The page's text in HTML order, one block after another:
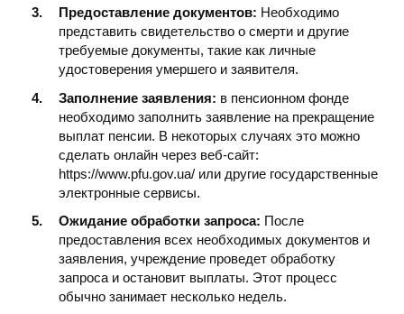
Предоставление документов: Необходимо
представить свидетельство о смерти и другие
требуемые документы, такие как личные
удостоверения умершего и заявителя.
Заполнение заявления: в пенсионном фонде
необходимо заполнить заявление на прекращение
выплат пенсии. В некоторых случаях это можно
сделать онлайн через веб-сайт:
https://www.pfu.gov.ua/ или другие государственные
электронные сервисы.
Ожидание обработки запроса: После
предоставления всех необходимых документов и
заявления, учреждение проведет обработку
запроса и остановит выплаты. Этот процесс
обычно занимает несколько недель.